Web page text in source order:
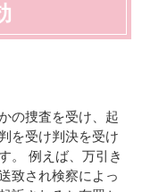
の捜査を受け、起
を受け判決を受け
。 例えば、万引き
致され検察によっ